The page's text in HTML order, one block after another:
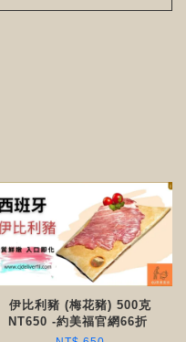
伊比利豬 (梅花豬) 500克
NT650 -約美福官網66折 ​​